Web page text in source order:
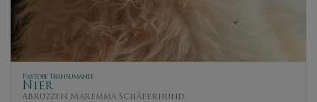
Pastore Transumante
Nier
Abruzzen Maremma Schäferhund